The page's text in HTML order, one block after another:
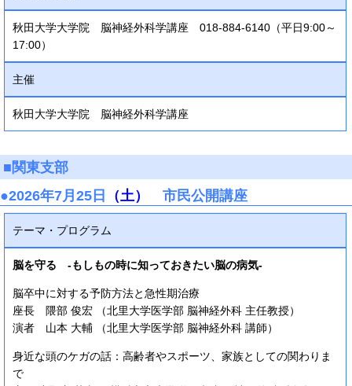
秋田大学大学院 脳神経外科学講座 018-884-6140（平日9:00～
17:00）
主催
秋田大学大学院 脳神経外科学講座
■関東支部
●2026年7月25日
（土） 市民公開講座
テーマ・プログラム
脳を守る -もしもの時に知っておきたい脳の病気-
脳卒中に対する予防方法と急性期治療
座長 隈部 俊宏 （北里大学医学部 脳神経外科 主任教授）
演者 山本 大輔 （北里大学医学部 脳神経外科 講師）
身近な頭のケガの話：高齢者やスポーツ、家族としての関わりま
で